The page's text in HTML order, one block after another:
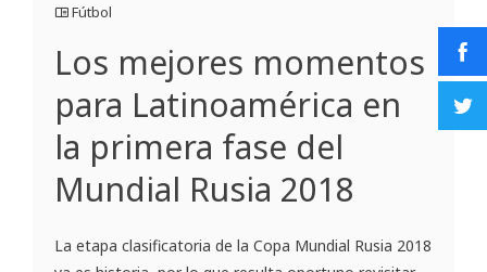
Fútbol
Los mejores momentos
para Latinoamérica en
la primera fase del
Mundial Rusia 2018
La etapa clasificatoria de la Copa Mundial Rusia 2018